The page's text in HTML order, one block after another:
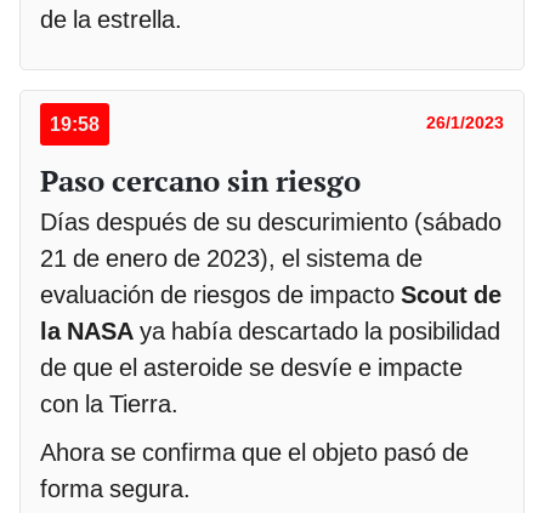
de la estrella.
19:58 26/1/2023
Paso cercano sin riesgo
Días después de su descurimiento (sábado
21 de enero de 2023), el sistema de
evaluación de riesgos de impacto Scout de
la NASA ya había descartado la posibilidad
de que el asteroide se desvíe e impacte
con la Tierra.
Ahora se confirma que el objeto pasó de
forma segura.